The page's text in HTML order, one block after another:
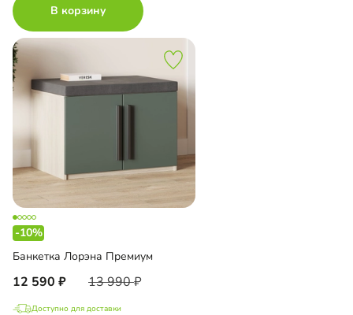
В корзину
-10%
Банкетка Лорэна Премиум
12 590 13 990
Доступно для доставки